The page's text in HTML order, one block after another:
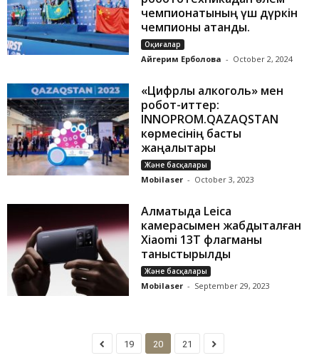
чемпионатының үш дүркін
чемпионы атанды.
Оқиғалар
Айгерим Ерболова - October 2, 2024
«Цифрлы алкоголь» мен
робот-иттер:
INNOPROM.QAZAQSTAN
көрмесінің басты
жаңалықтары
Және басқалары
Mobilaser - October 3, 2023
Алматыда Leica
камерасымен жабдықталған
Xiaomi 13T флагманы
таныстырылды
Және басқалары
Mobilaser - September 29, 2023
19 20 21